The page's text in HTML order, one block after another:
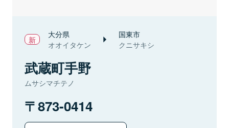
大分県
オオイタケン
国東市
クニサキシ
武蔵町手野
ムサシマチテノ
873-0414